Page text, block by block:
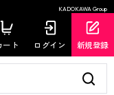
KADOKAWA Group
ート ログイン 新規登録